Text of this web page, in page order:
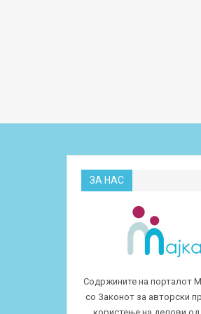
ЗА НАС
Содржините на порталот
со Законот за авторски